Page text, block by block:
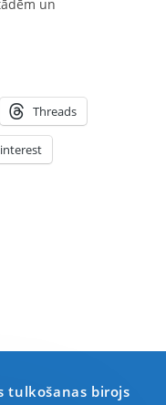
un
Threads
tulkošanas birojs